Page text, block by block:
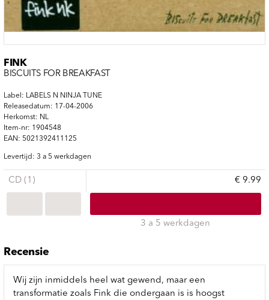
FINK
BISCUITS FOR BREAKFAST
Label: LABELS N NINJA TUNE
Releasedatum: 17-04-2006
Herkomst: NL
Item-nr: 1904548
EAN: 5021392411125
Levertijd: 3 a 5 werkdagen
CD (1) € 9.99
3 a 5 werkdagen
Recensie
Wij zijn inmiddels heel wat gewend, maar een
transformatie zoals Fink die ondergaan is is hoogst